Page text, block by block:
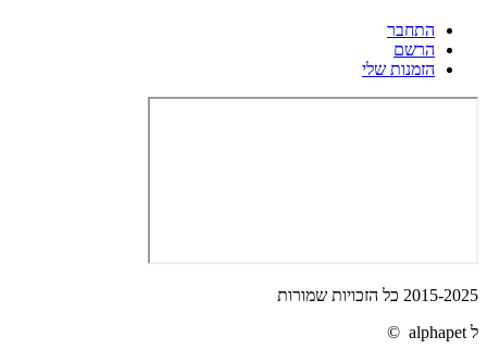
התחבר
הרשם
הזמנות שלי
2015-2025 כל הזכויות שמורות
ל alphapet ©